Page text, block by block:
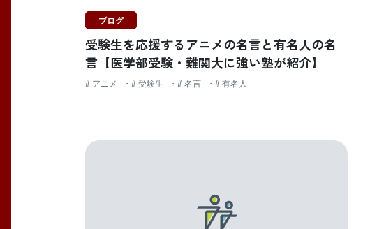
ブログ
受験生を応援するアニメの名言と有名人の名
言【医学部受験・難関大に強い塾が紹介】
# アニメ # 受験生 # 名言 # 有名人